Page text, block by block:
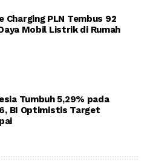
Charging PLN Tembus 92
Mobil Listrik di Rumah
Tumbuh 5,29% pada
BI Optimistis Target